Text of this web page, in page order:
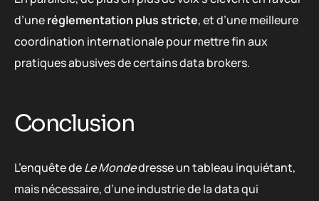
d’uneréglementation plus stricte, et d’une meilleure
coordination internationale pour mettre fin aux
pratiques abusives de certains data brokers.
Conclusion
L’enquête deLe Mondedresse un tableau inquiétant,
mais nécessaire, d’une industrie de la data qui